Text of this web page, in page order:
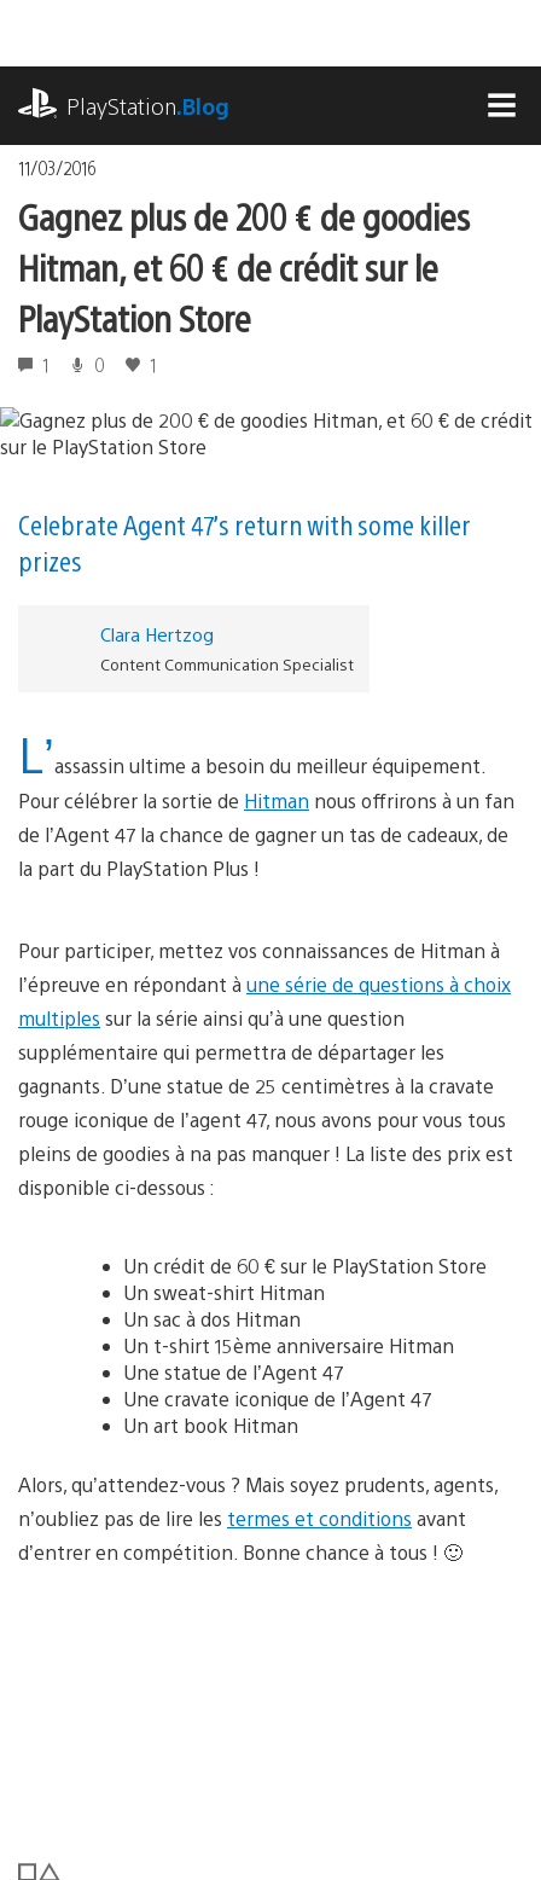
contenu
PlayStation.Blog
11/03/2016
Gagnez plus de 200 € de goodies
Hitman, et 60 € de crédit sur le
PlayStation Store
1 0 1
Celebrate Agent 47’s return with some killer
prizes
Clara Hertzog
Content Communication Specialist
L’assassin ultime a besoin du meilleur équipement.
Pour célébrer la sortie de Hitman nous offrirons à un fan
de l’Agent 47 la chance de gagner un tas de cadeaux, de
la part du PlayStation Plus !
Pour participer, mettez vos connaissances de Hitman à
l’épreuve en répondant à une série de questions à choix
multiples sur la série ainsi qu’à une question
supplémentaire qui permettra de départager les
gagnants. D’une statue de 25 centimètres à la cravate
rouge iconique de l’agent 47, nous avons pour vous tous
pleins de goodies à na pas manquer ! La liste des prix est
disponible ci-dessous :
Un crédit de 60 € sur le PlayStation Store
Un sweat-shirt Hitman
Un sac à dos Hitman
Un t-shirt 15ème anniversaire Hitman
Une statue de l’Agent 47
Une cravate iconique de l’Agent 47
Un art book Hitman
Alors, qu’attendez-vous ? Mais soyez prudents, agents,
n’oubliez pas de lire les termes et conditions avant
d’entrer en compétition. Bonne chance à tous ! 🙂